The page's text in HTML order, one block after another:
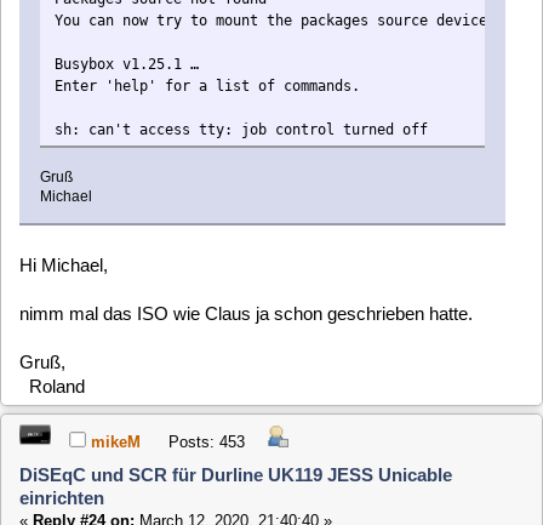
rfehr Posts: 1763
einrichten
Reply #25 on:March 12, 2020, 21:42:22 »
Es gibt ein Problem im initramfs paket.
clausmuus
«Reply #26 on:March 12, 2020, 21:56:42 »
Hi,
es hat sich gerade herausgestellt, dass ich das Problem
eigentlich schon vor einigen Wochen behoben habe. Leider
hatte ich vergessen den Fix einzuchecken, wodurch der nur
in unseren Testsystemen enthalten war.
Ab morgen sollte der Fehler auch im testing Image enthalten
sein.